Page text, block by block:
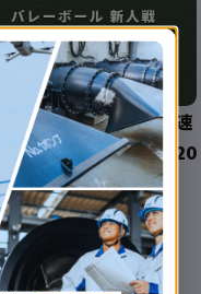
賀 バレーボール 新人戦 速
SSPフレッシュシリーズ 20
子 結果
25 7:14:35
レッシュシリーズ
園高校
佐賀工業高校